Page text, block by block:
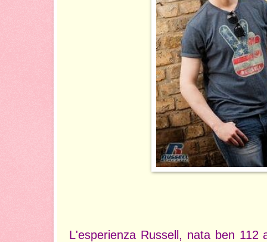
L'esperienza Russell, nata ben 112